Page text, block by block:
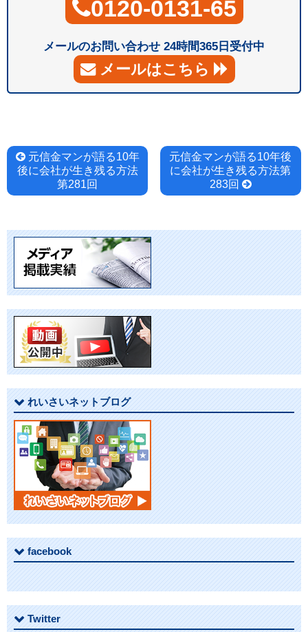
0120-0131-65
メールのお問い合わせ 24時間365日受付中
メールはこちら
投
稿
ゲ
ー
シ
ョ
ン
元信金マンが語る10年
後に会社が生き残る方法
第281回
元信金マンが語る10年後
に会社が生き残る方法第
283回
れいさいネットブログ
facebook
Twitter